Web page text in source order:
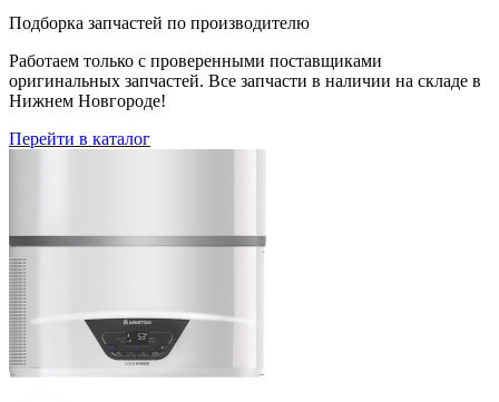
Подборка запчастей по производителю
Работаем только с проверенными поставщиками
оригинальных запчастей. Все запчасти в наличии на складе в
Нижнем Новгороде!
Перейти в каталог